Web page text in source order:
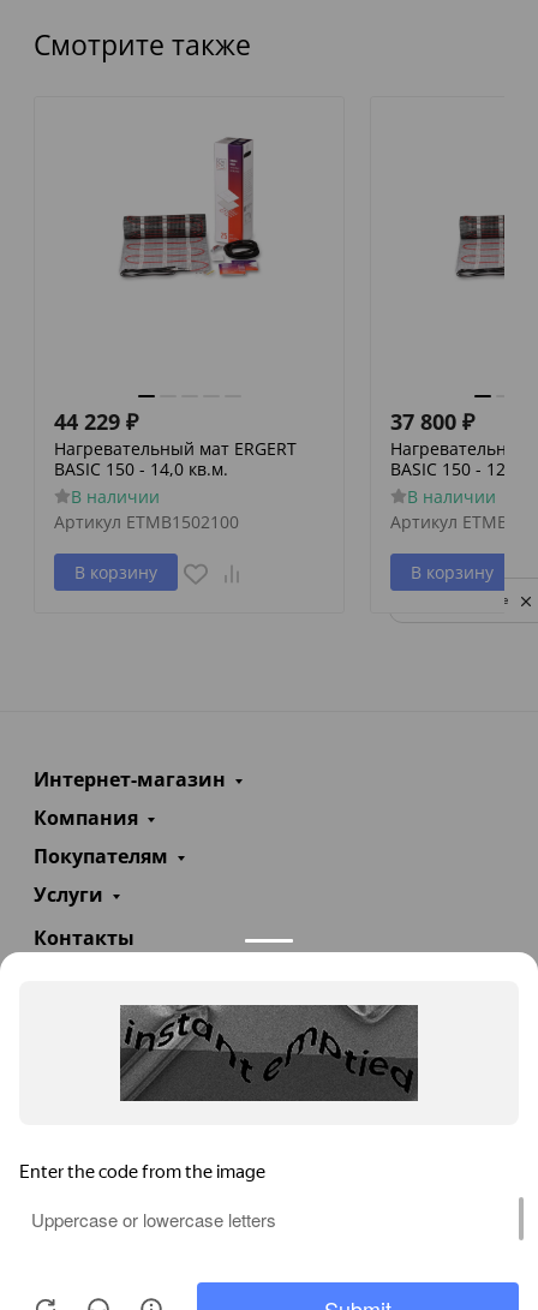
Смотрите также
44 229 ₽
Нагревательный мат ERGERT
BASIC 150 - 14,0 кв.м.
В наличии
Артикул ETMB1502100
В корзину
37 800 ₽
Нагревательный
BASIC 150 - 12,0
В наличии
Артикул
В корзину
Интернет-магазин
Компания
Покупателям
Услуги
Контакты
info@teploexpert.com
Пн—Сб 09:00 – 18:00
TeploExpert.com © 2008 - 2026 Оборудование для
систем отопления, водоснабжения, канализации
Privacy notice